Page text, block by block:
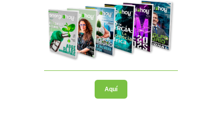
Aquí